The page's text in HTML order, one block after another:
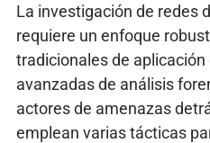
La investigación de redes
requiere un enfoque
tradicionales de
avanzadas de análisis
actores de amenazas
emplean varias tácticas